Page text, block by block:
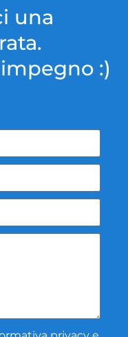
una
:)